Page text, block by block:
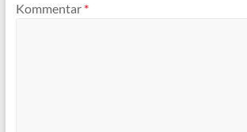
Kommentar *